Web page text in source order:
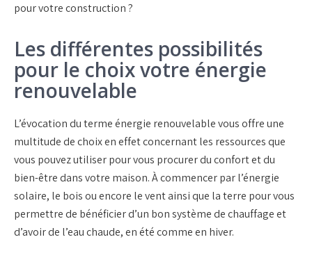
pour votre construction ?
Les différentes possibilités
pour le choix votre énergie
renouvelable
L’évocation du terme énergie renouvelable vous offre une
multitude de choix en effet concernant les ressources que
vous pouvez utiliser pour vous procurer du confort et du
bien-être dans votre maison. À commencer par l’énergie
solaire, le bois ou encore le vent ainsi que la terre pour vous
permettre de bénéficier d’un bon système de chauffage et
d’avoir de l’eau chaude, en été comme en hiver.